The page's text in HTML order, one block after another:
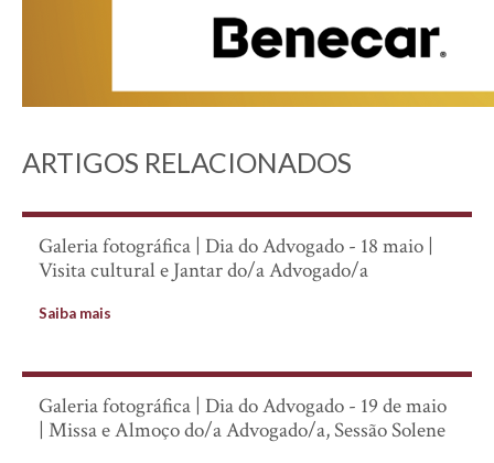
ARTIGOS RELACIONADOS
Galeria fotográfica | Dia do Advogado - 18 maio |
Visita cultural e Jantar do/a Advogado/a
Saiba mais
Galeria fotográfica | Dia do Advogado - 19 de maio
| Missa e Almoço do/a Advogado/a, Sessão Solene